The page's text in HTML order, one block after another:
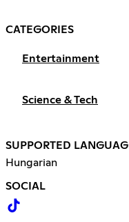
CATEGORIES
Entertainment
Science & Tech
SUPPORTED
Hungarian
SOCIAL